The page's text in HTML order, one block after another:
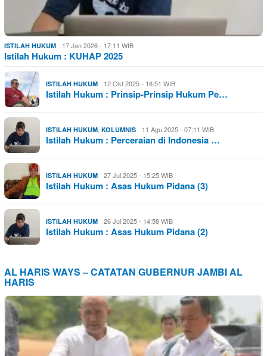
ISTILAH HUKUM 17 Jan 2026 - 17:11 WIB
Istilah Hukum : KUHAP 2025
ISTILAH HUKUM 12 Okt 2025 - 16:51 WIB
Istilah Hukum : Prinsip-Prinsip Hukum Pe…
ISTILAH HUKUM KOLUMNIS 11 Agu 2025 - 07:11 WIB
Istilah Hukum : Perceraian di Indonesia …
ISTILAH HUKUM 27 Jul 2025 - 15:25 WIB
Istilah Hukum : Asas Hukum Pidana (3)
ISTILAH HUKUM 26 Jul 2025 - 14:58 WIB
Istilah Hukum : Asas Hukum Pidana (2)
AL HARIS WAYS – CATATAN GUBERNUR JAMBI AL
HARIS